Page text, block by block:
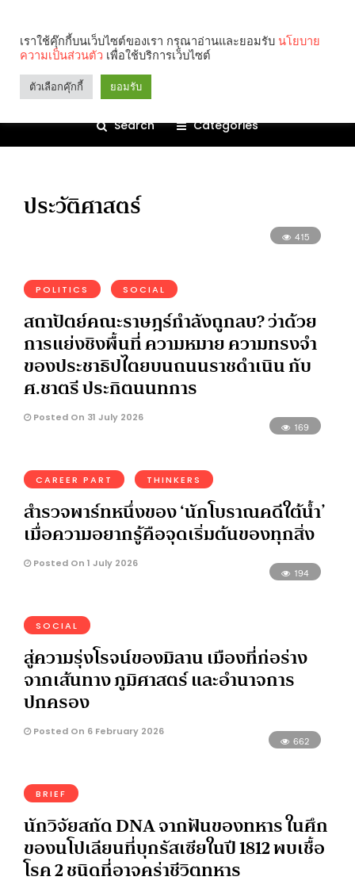
Search Categories
ประวัติศาสตร์
415
POLITICS SOCIAL
สถาปัตย์คณะราษฎร์กำลังถูกลบ? ว่าด้วย
การแย่งชิงพื้นที่ ความหมาย ความทรงจำ
ของประชาธิปไตยบนถนนราชดำเนิน กับ
ศ.ชาตรี ประกิตนนทการ
Posted On 31 July 2026
169
CAREER PART THINKERS
สำรวจพาร์ทหนึ่งของ ‘นักโบราณคดีใต้น้ำ’
เมื่อความอยากรู้คือจุดเริ่มต้นของทุกสิ่ง
Posted On 1 July 2026
194
SOCIAL
สู่ความรุ่งโรจน์ของมิลาน เมืองที่ก่อร่าง
จากเส้นทาง ภูมิศาสตร์ และอำนาจการ
ปกครอง
Posted On 6 February 2026
662
BRIEF
นักวิจัยสกัด DNA จากฟันของทหาร ในศึก
ของนโปเลียนที่บุกรัสเซียในปี 1812 พบเชื้อ
โรค 2 ชนิดที่อาจคร่าชีวิตทหาร
เราใช้คุ๊กกี้บนเว็บไซต์ของเรา กรุณาอ่านและยอมรับ นโยบาย
ความเป็นส่วนตัว เพื่อใช้บริการเว็บไซต์
ตัวเลือกคุ๊กกี้ ยอมรับ